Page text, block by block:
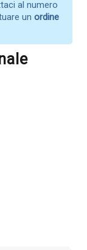
al numero
un ordine